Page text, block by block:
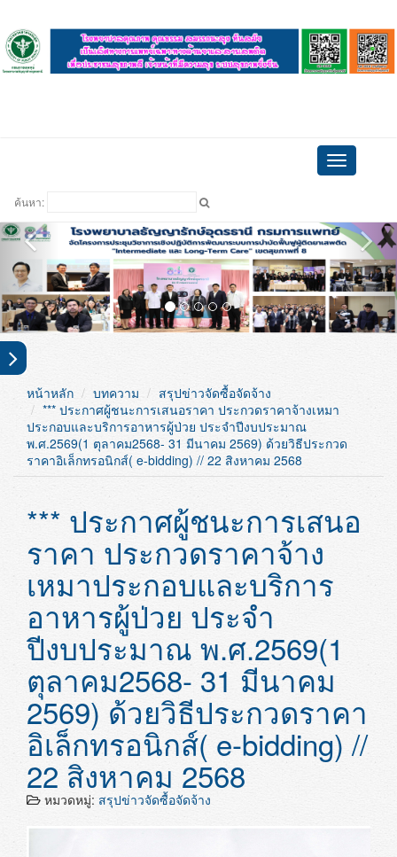
Toggle
navigation
ค้นหา:
หน้าหลัก บทความ
สรุปข่าวจัดซื้อจัดจ้าง
*** ประกาศผู้ชนะการเสนอราคา ประกวดราคาจ้างเหมา
ประกอบและบริการอาหารผู้ป่วย ประจำปีงบประมาณ
พ.ศ.2569(1 ตุลาคม2568- 31 มีนาคม 2569) ด้วยวิธีประกวด
ราคาอิเล็กทรอนิกส์( e-bidding) // 22 สิงหาคม 2568
*** ประกาศผู้ชนะการเสนอ
ราคา ประกวดราคาจ้าง
เหมาประกอบและบริการ
อาหารผู้ป่วย ประจำ
ปีงบประมาณ พ.ศ.2569(1
ตุลาคม2568- 31 มีนาคม
2569) ด้วยวิธีประกวดราคา
อิเล็กทรอนิกส์( e-bidding) //
22 สิงหาคม 2568
หมวดหมู่: สรุปข่าวจัดซื้อจัดจ้าง